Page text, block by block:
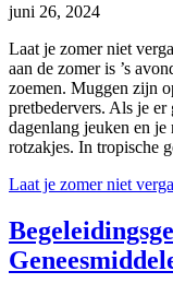
juni 26, 2024
Laat je zomer niet
aan de zomer is ’s
zoemen. Muggen zijn
pretbedervers. Als je er
dagenlang jeuken en
rotzakjes. In tropische
Laat je zomer niet